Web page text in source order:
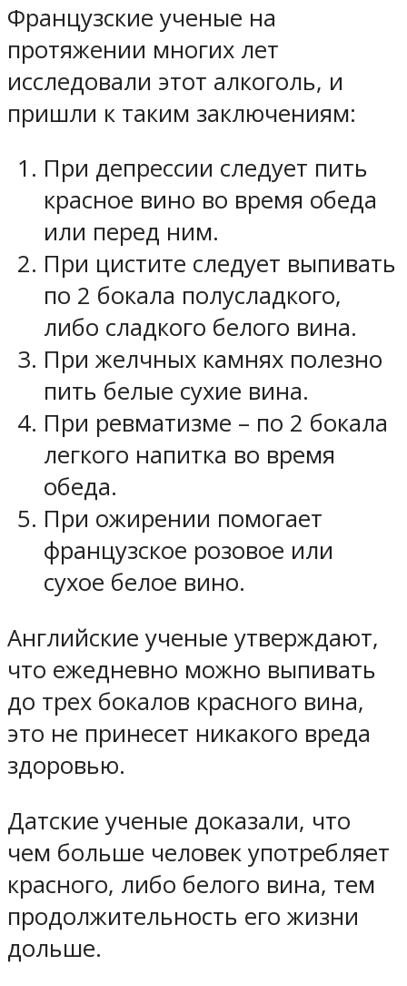
Французские ученые на
протяжении многих лет
исследовали этот алкоголь, и
пришли к таким заключениям:
При депрессии следует пить
красное вино во время обеда
или перед ним.
При цистите следует выпивать
по 2 бокала полусладкого,
либо сладкого белого вина.
При желчных камнях полезно
пить белые сухие вина.
При ревматизме – по 2 бокала
легкого напитка во время
обеда.
При ожирении помогает
французское розовое или
сухое белое вино.
Английские ученые утверждают,
что ежедневно можно выпивать
до трех бокалов красного вина,
это не принесет никакого вреда
здоровью.
Датские ученые доказали, что
чем больше человек употребляет
красного, либо белого вина, тем
продолжительность его жизни
дольше.